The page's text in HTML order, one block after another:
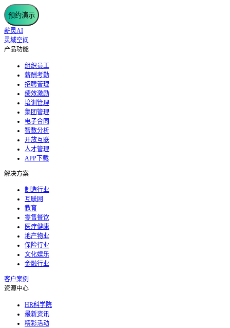
预约演示
薪灵AI
灵域空间
产品功能
组织员工
薪酬考勤
招聘管理
绩效激励
培训管理
集团管理
电子合同
智数分析
开放互联
人才管理
APP下载
解决方案
制造行业
互联网
教育
零售餐饮
医疗健康
地产物业
保险行业
文化娱乐
金融行业
客户案例
资源中心
HR科学院
最新资讯
精彩活动